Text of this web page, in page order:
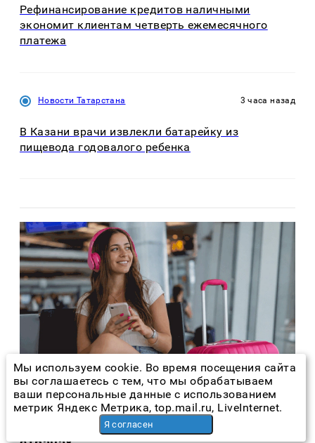
Рефинансирование кредитов наличными
экономит клиентам четверть ежемесячного
платежа
Новости Татарстана 3 часа назад
В Казани врачи извлекли батарейку из
пищевода годовалого ребенка
Польза 6 дней назад
Т2 отменил роуминг уже более чем в 70
Мы используем cookie. Во время посещения сайта
вы соглашаетесь с тем, что мы обрабатываем
ваши персональные данные с использованием
метрик Яндекс Метрика, top.mail.ru, LiveInternet.
Я согласен